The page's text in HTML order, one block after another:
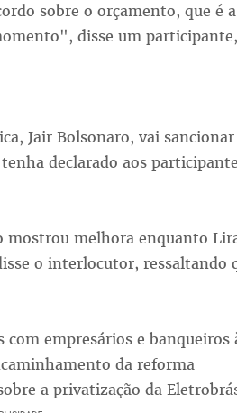
sobre o orçamento, que é a
disse um
Jair Bolsonaro, vai sancionar
declarado aos
mostrou melhora enquanto
o interlocutor, ressaltando
empresários e banqueiros
da reforma
a privatização da